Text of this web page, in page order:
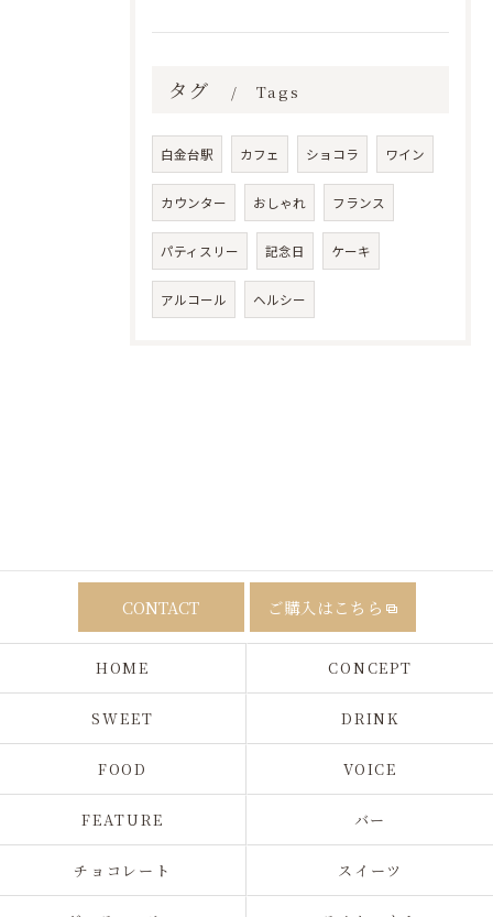
タグ Tags
白金台駅 カフェ ショコラ ワイン
カウンター おしゃれ フランス
パティスリー 記念日 ケーキ
アルコール ヘルシー
CONTACT ご購入はこちら
HOME CONCEPT
SWEET DRINK
FOOD VOICE
FEATURE バー
チョコレート スイーツ